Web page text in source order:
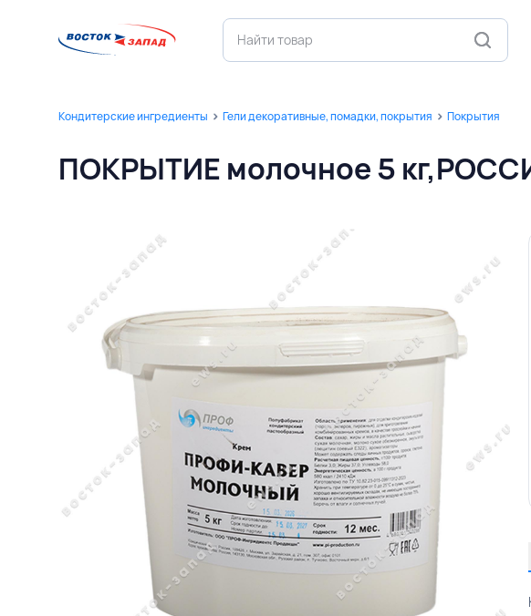
Кондитерские ингредиенты Гели декоративные, помадки, покрытия Покрытия
ПОКРЫТИЕ молочное 5